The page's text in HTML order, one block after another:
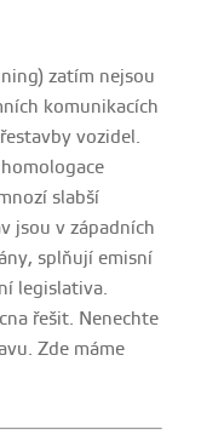
zatím nejsou
komunikacích
vozidel.
slabší
jsou v západních
splňují emisní
legislativa.
řešit. Nenechte
Zde máme